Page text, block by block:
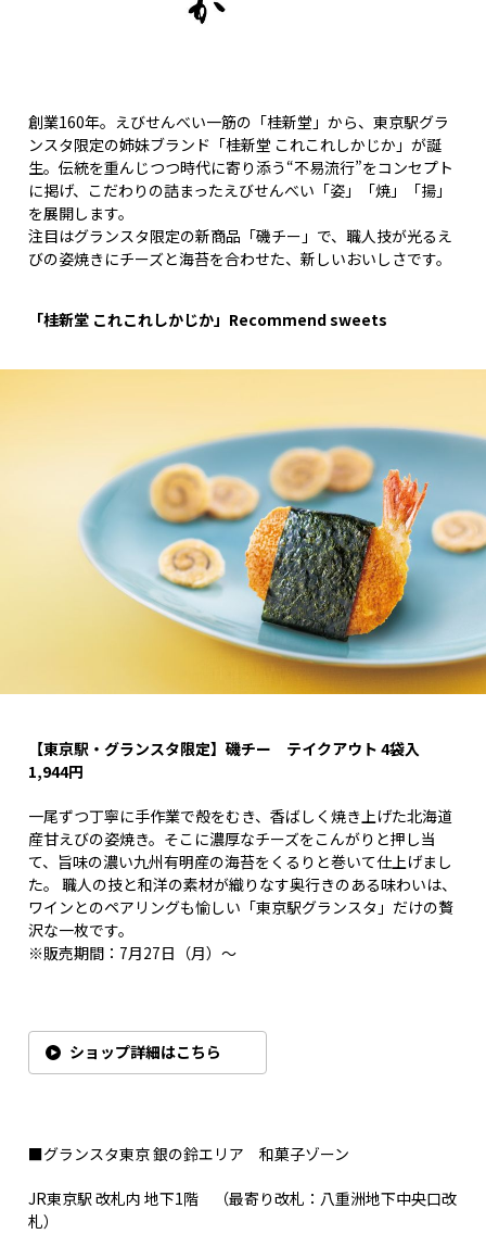
創業160年。えびせんべい一筋の「桂新堂」から、東京駅グラ
ンスタ限定の姉妹ブランド「桂新堂 これこれしかじか」が誕
生。伝統を重んじつつ時代に寄り添う“不易流行”をコンセプト
に掲げ、こだわりの詰まったえびせんべい「姿」「焼」「揚」
を展開します。
注目はグランスタ限定の新商品「磯チー」で、職人技が光るえ
びの姿焼きにチーズと海苔を合わせた、新しいおいしさです。
「桂新堂 これこれしかじか」Recommend sweets
【東京駅・グランスタ限定】磯チー テイクアウト 4袋入
1,944円
一尾ずつ丁寧に手作業で殻をむき、香ばしく焼き上げた北海道
産甘えびの姿焼き。そこに濃厚なチーズをこんがりと押し当
て、旨味の濃い九州有明産の海苔をくるりと巻いて仕上げまし
た。 職人の技と和洋の素材が織りなす奥行きのある味わいは、
ワインとのペアリングも愉しい「東京駅グランスタ」だけの贅
沢な一枚です。
※販売期間：7月27日（月）～
ショップ詳細はこちら
■グランスタ東京 銀の鈴エリア 和菓子ゾーン
JR東京駅 改札内 地下1階 （最寄り改札：八重洲地下中央口改
札）